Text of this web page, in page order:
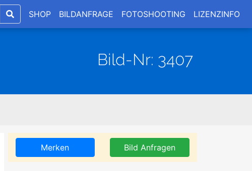
SHOP BILDANFRAGE FOTOSHOOTING LIZENZINFO
Bild-Nr: 3407
Merken Bild Anfragen